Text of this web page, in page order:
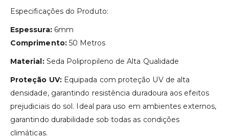
Especificações do Produto:
Espessura:6mm
Comprimento:50 Metros
Material:Seda Polipropileno de Alta Qualidade
Proteção UV:Equipada com proteção UV de alta
densidade, garantindo resistência duradoura aos efeitos
prejudiciais do sol. Ideal para uso em ambientes externos,
garantindo durabilidade sob todas as condições
climáticas.